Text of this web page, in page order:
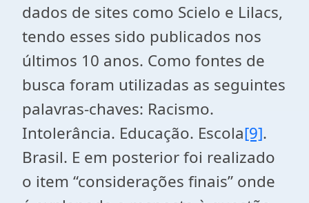
dados de sites como Scielo e Lilacs,
tendo esses sido publicados nos
últimos 10 anos. Como fontes de
busca foram utilizadas as seguintes
palavras-chaves: Racismo.
Intolerância. Educação. Escola[9].
Brasil. E em posterior foi realizado
o item “considerações finais” onde